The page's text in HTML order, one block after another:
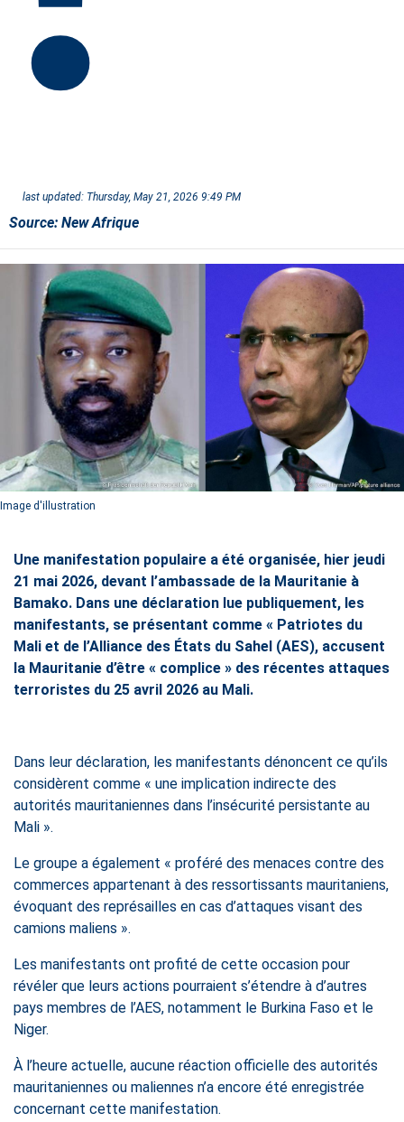
last updated: Thursday, May 21, 2026 9:49 PM
Source: New Afrique
Image d'illustration
Une manifestation populaire a été organisée, hier jeudi
21 mai 2026, devant l’ambassade de la Mauritanie à
Bamako. Dans une déclaration lue publiquement, les
manifestants, se présentant comme « Patriotes du
Mali et de l’Alliance des États du Sahel (AES), accusent
la Mauritanie d’être « complice » des récentes attaques
terroristes du 25 avril 2026 au Mali.
Dans leur déclaration, les manifestants dénoncent ce qu’ils
considèrent comme « une implication indirecte des
autorités mauritaniennes dans l’insécurité persistante au
Mali ».
Le groupe a également « proféré des menaces contre des
commerces appartenant à des ressortissants mauritaniens,
évoquant des représailles en cas d’attaques visant des
camions maliens ».
Les manifestants ont profité de cette occasion pour
révéler que leurs actions pourraient s’étendre à d’autres
pays membres de l’AES, notamment le Burkina Faso et le
Niger.
À l’heure actuelle, aucune réaction officielle des autorités
mauritaniennes ou maliennes n’a encore été enregistrée
concernant cette manifestation.